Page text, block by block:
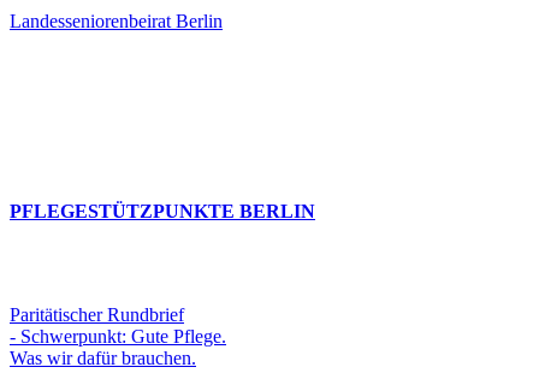
Landesseniorenbeirat Berlin
PFLEGESTÜTZPUNKTE BERLIN
Paritätischer Rundbrief
- Schwerpunkt: Gute Pflege.
Was wir dafür brauchen.